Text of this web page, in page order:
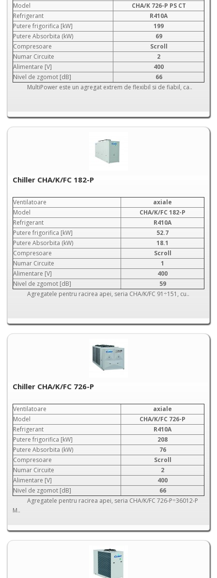
Model
CHA/K 726-P PS CT
Refrigerant
R410A
Putere frigorifica [kW]
199
Putere Absorbita (kW)
69
Compresoare
Scroll
Numar Circuite
2
Alimentare [V]
400
Nivel de zgomot [dB]
66
MultiPower este un agregat extrem de flexibil si de fiabil, ca..
Chiller CHA/K/FC 182-P
Ventilatoare
axiale
Model
CHA/K/FC 182-P
Refrigerant
R410A
Putere frigorifica [kW]
52.7
Putere Absorbita (kW)
18.1
Compresoare
Scroll
Numar Circuite
1
Alimentare [V]
400
Nivel de zgomot [dB]
59
Agregatele pentru racirea apei, seria CHA/K/FC 91÷151, cu..
Chiller CHA/K/FC 726-P
Ventilatoare
axiale
Model
CHA/K/FC 726-P
Refrigerant
R410A
Putere frigorifica [kW]
208
Putere Absorbita (kW)
76
Compresoare
Scroll
Numar Circuite
2
Alimentare [V]
400
Nivel de zgomot [dB]
66
Agregatele pentru racirea apei, seria CHA/K/FC 726-P÷36012-P
M..